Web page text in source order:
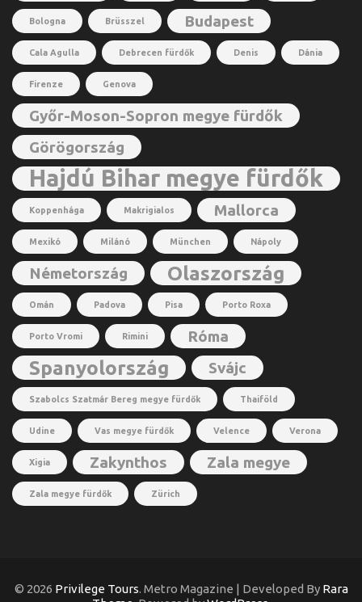
Bologna Brüsszel Budapest
Cala Agulla Debrecen fürdők Denis Dánia
Firenze Genova
Győr-Moson-Sopron megye fürdők
Görögország
Hajdú Bihar megye fürdők
Koppenhága Makrigialos Mallorca
Mexikó Milánó München Nápoly
Németország Olaszország
Omán Padova Pisa Porto Roxa
Porto Vromi Rimini Róma
Spanyolország Svájc
Szabolcs Szatmár Bereg megye fürdők Thaiföld
Udine Vas megye fürdők Velence Verona
Xigia Zakynthos Zala megye
Zala megye fürdők Zürich
© 2026 Privilege Tours. Metro Magazine | Developed By Rara